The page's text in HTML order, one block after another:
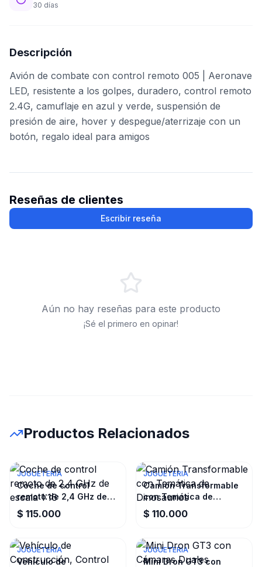
30 días
Descripción
Avión de combate con control remoto 005 | Aeronave
LED, resistente a los golpes, duradero, control remoto
2.4G, camuflaje en azul y verde, suspensión de
presión de aire, hover y despegue/aterrizaje con un
botón, regalo ideal para amigos
Reseñas de clientes
Escribir reseña
Aún no hay reseñas para este producto
¡Sé el primero en opinar!
Productos Relacionados
JUGUETERIA
Coche de control
remoto de 2,4 GHz de
escala 1:16
$ 115.000
JUGUETERIA
Camión Transformable
con Temática de
Dinosaurios
$ 110.000
JUGUETERIA
Vehículo de
JUGUETERIA
Mini Dron GT3 con